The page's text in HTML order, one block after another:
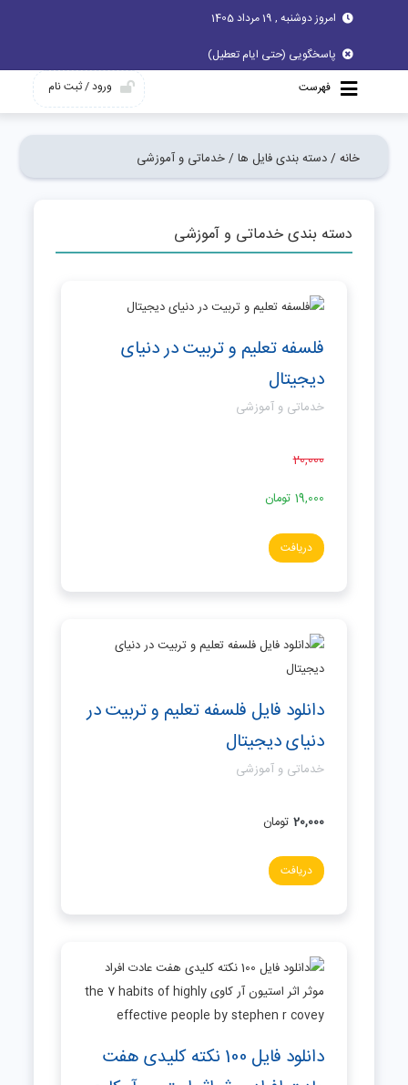
امروز دوشنبه , 19 مرداد 1405
پاسخگویی (حتی ایام تعطیل)
فهرست
ورود / ثبت نام
خانه / دسته بندی فایل ها / خدماتی و آموزشی
دسته بندی خدماتی و آموزشی
فلسفه تعلیم و تربیت در دنیای
دیجیتال
خدماتی و آموزشی
20,000
19,000 تومان
دریافت
دانلود فایل فلسفه تعلیم و تربیت در
دنیای دیجیتال
خدماتی و آموزشی
20,000 تومان
دریافت
دانلود فایل 100 نکته کلیدی هفت